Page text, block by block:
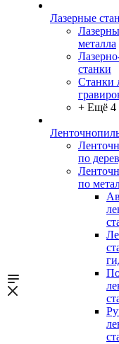
Лазерные
металла
станки
Станки
+ Ещё 4
по
по